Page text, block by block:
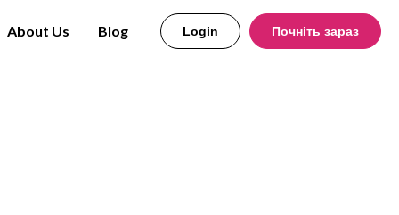
About Us Blog Login Почніть зараз